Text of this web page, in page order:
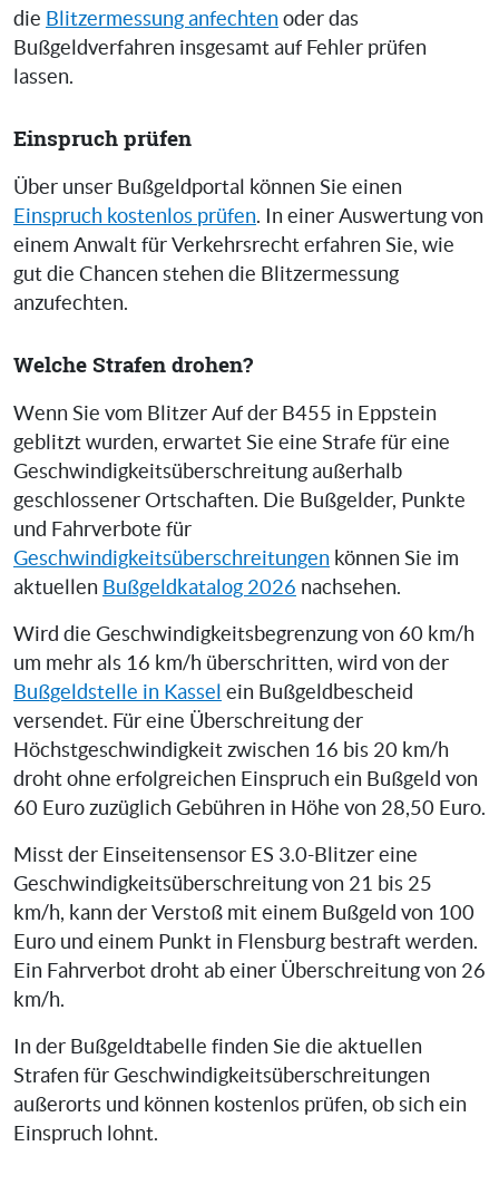
die Blitzermessung anfechten oder das
Bußgeldverfahren insgesamt auf Fehler prüfen
lassen.
Einspruch prüfen
Über unser Bußgeldportal können Sie einen
Einspruch kostenlos prüfen. In einer Auswertung von
einem Anwalt für Verkehrsrecht erfahren Sie, wie
gut die Chancen stehen die Blitzermessung
anzufechten.
Welche Strafen drohen?
Wenn Sie vom Blitzer Auf der B455 in Eppstein
geblitzt wurden, erwartet Sie eine Strafe für eine
Geschwindigkeitsüberschreitung außerhalb
geschlossener Ortschaften. Die Bußgelder, Punkte
und Fahrverbote für
Geschwindigkeitsüberschreitungen können Sie im
aktuellen Bußgeldkatalog 2026 nachsehen.
Wird die Geschwindigkeitsbegrenzung von 60 km/h
um mehr als 16 km/h überschritten, wird von der
Bußgeldstelle in Kassel ein Bußgeldbescheid
versendet. Für eine Überschreitung der
Höchstgeschwindigkeit zwischen 16 bis 20 km/h
droht ohne erfolgreichen Einspruch ein Bußgeld von
60 Euro zuzüglich Gebühren in Höhe von 28,50 Euro.
Misst der Einseitensensor ES 3.0-Blitzer eine
Geschwindigkeitsüberschreitung von 21 bis 25
km/h, kann der Verstoß mit einem Bußgeld von 100
Euro und einem Punkt in Flensburg bestraft werden.
Ein Fahrverbot droht ab einer Überschreitung von 26
km/h.
In der Bußgeldtabelle finden Sie die aktuellen
Strafen für Geschwindigkeitsüberschreitungen
außerorts und können kostenlos prüfen, ob sich ein
Einspruch lohnt.